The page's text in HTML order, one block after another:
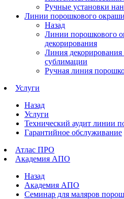
Ручные установки
Линии порошкового
Назад
Линии порошкового
декорирования
Линия декорирования
сублимации
Ручная линия
Услуги
Назад
Услуги
Технический аудит линии
Гарантийное обслуживание
Атлас ПРО
Академия АПО
Назад
Академия АПО
Семинар для маляров